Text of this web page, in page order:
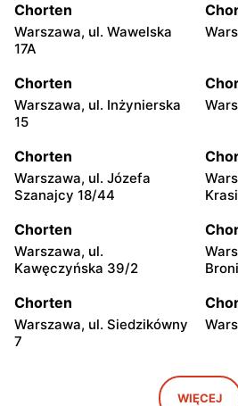
Chorten
Warszawa, ul. Wawelska
17A
Chorten
Warszawa, ul. Inżynierska
15
Chorten
Warszawa, ul. Józefa
Szanajcy 18/44
Chorten
Warszawa, ul.
Kawęczyńska 39/2
Chorten
Warszawa, ul. Siedzikówny
7
WIĘCEJ